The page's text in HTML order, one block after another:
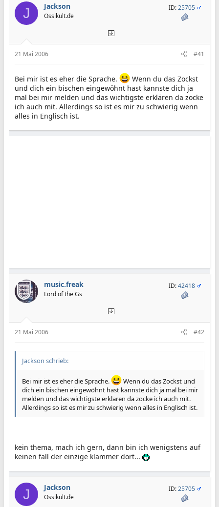
l
e
l
l
J Jackson
Ossikult.de
ID:25705
21 Mai 2006 #41
Bei mir ist es eher die Sprache.
Wenn du das Zockst
und dich ein bischen eingewöhnt hast kannste dich ja
mal bei mir melden und das wichtigste erklären da zocke
ich auch mit. Allerdings so ist es mir zu schwierig wenn
alles in Englisch ist.
music.freak
Lord of the Gs
ID:42418
21 Mai 2006 #42
Jackson schrieb:
Bei mir ist es eher die Sprache.
Wenn du das Zockst und
dich ein bischen eingewöhnt hast kannste dich ja mal bei mir
melden und das wichtigste erklären da zocke ich auch mit.
Allerdings so ist es mir zu schwierig wenn alles in Englisch ist.
kein thema, mach ich gern, dann bin ich wenigstens auf
keinen fall der einzige klammer dort...
J Jackson
Ossikult.de
ID:25705